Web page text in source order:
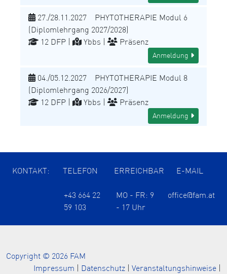
27./28.11.2027 PHYTOTHERAPIE Modul 6
(Diplomlehrgang 2027/2028)
12 DFP |
Ybbs | Präsenz
Anmeldung
04./05.12.2027 PHYTOTHERAPIE Modul 8
(Diplomlehrgang 2026/2027)
12 DFP |
Ybbs | Präsenz
Anmeldung
KONTAKT: TELEFON ERREICHBAR E-MAIL
+43 664 22
59 103
MO - FR: 9
- 17 Uhr
office@fam.at
Copyright © 2026 FAM
Impressum | Datenschutz | Veranstaltungshinweise |